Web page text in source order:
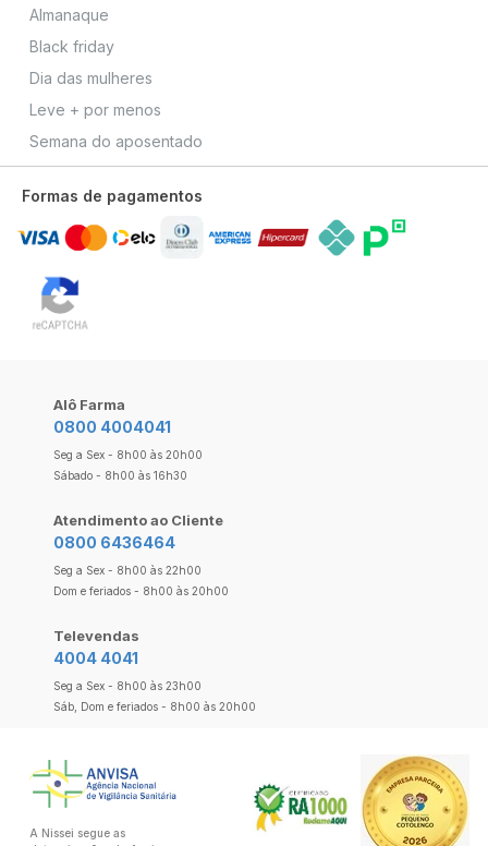
Almanaque
Black friday
Dia das mulheres
Leve + por menos
Semana do aposentado
Formas de pagamentos
Alô Farma
0800 4004041
Seg a Sex - 8h00 às 20h00
Sábado - 8h00 às 16h30
Atendimento ao Cliente
0800 6436464
Seg a Sex - 8h00 às 22h00
Dom e feriados - 8h00 às 20h00
Televendas
4004 4041
Seg a Sex - 8h00 às 23h00
Sáb, Dom e feriados - 8h00 às 20h00
A Nissei segue as